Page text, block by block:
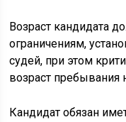
Возраст кандидата
ограничениям,
судей, при этом
возраст пребывания
Кандидат обязан